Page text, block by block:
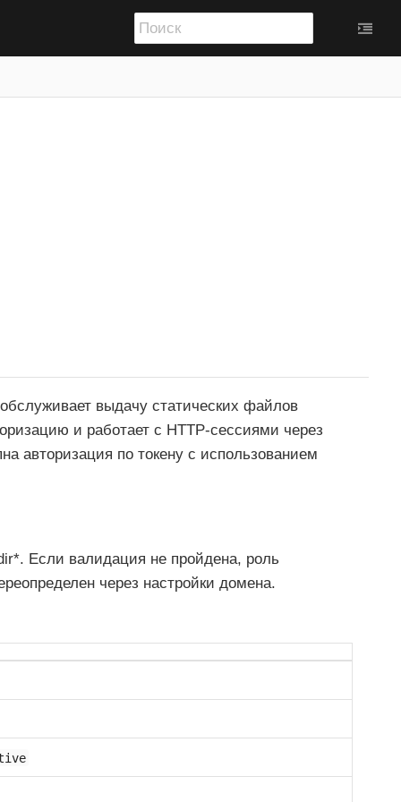
выдачу статических файлов
и работает с HTTP-сессиями через
авторизация по токену с использованием
Если валидация не пройдена, роль
через настройки домена.